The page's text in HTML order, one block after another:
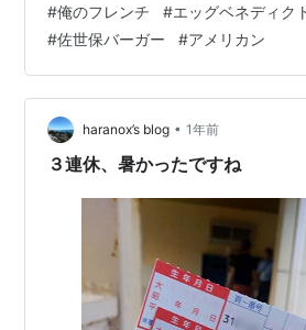
なりました ブームが落ち着いた頃に
で「俺のおでん」がが出来た頃 に着
ことができました（銀座店・人形町
発祥の朝食やブランチメニュー「エ
は、それいつ流行ってた？という時
ベス東京店） 3…
#俺のフレンチ #エッグベネディク
#佐世保バーガー #アメリカン
haranox’s blog • 1年前
３連休、暑かったですね